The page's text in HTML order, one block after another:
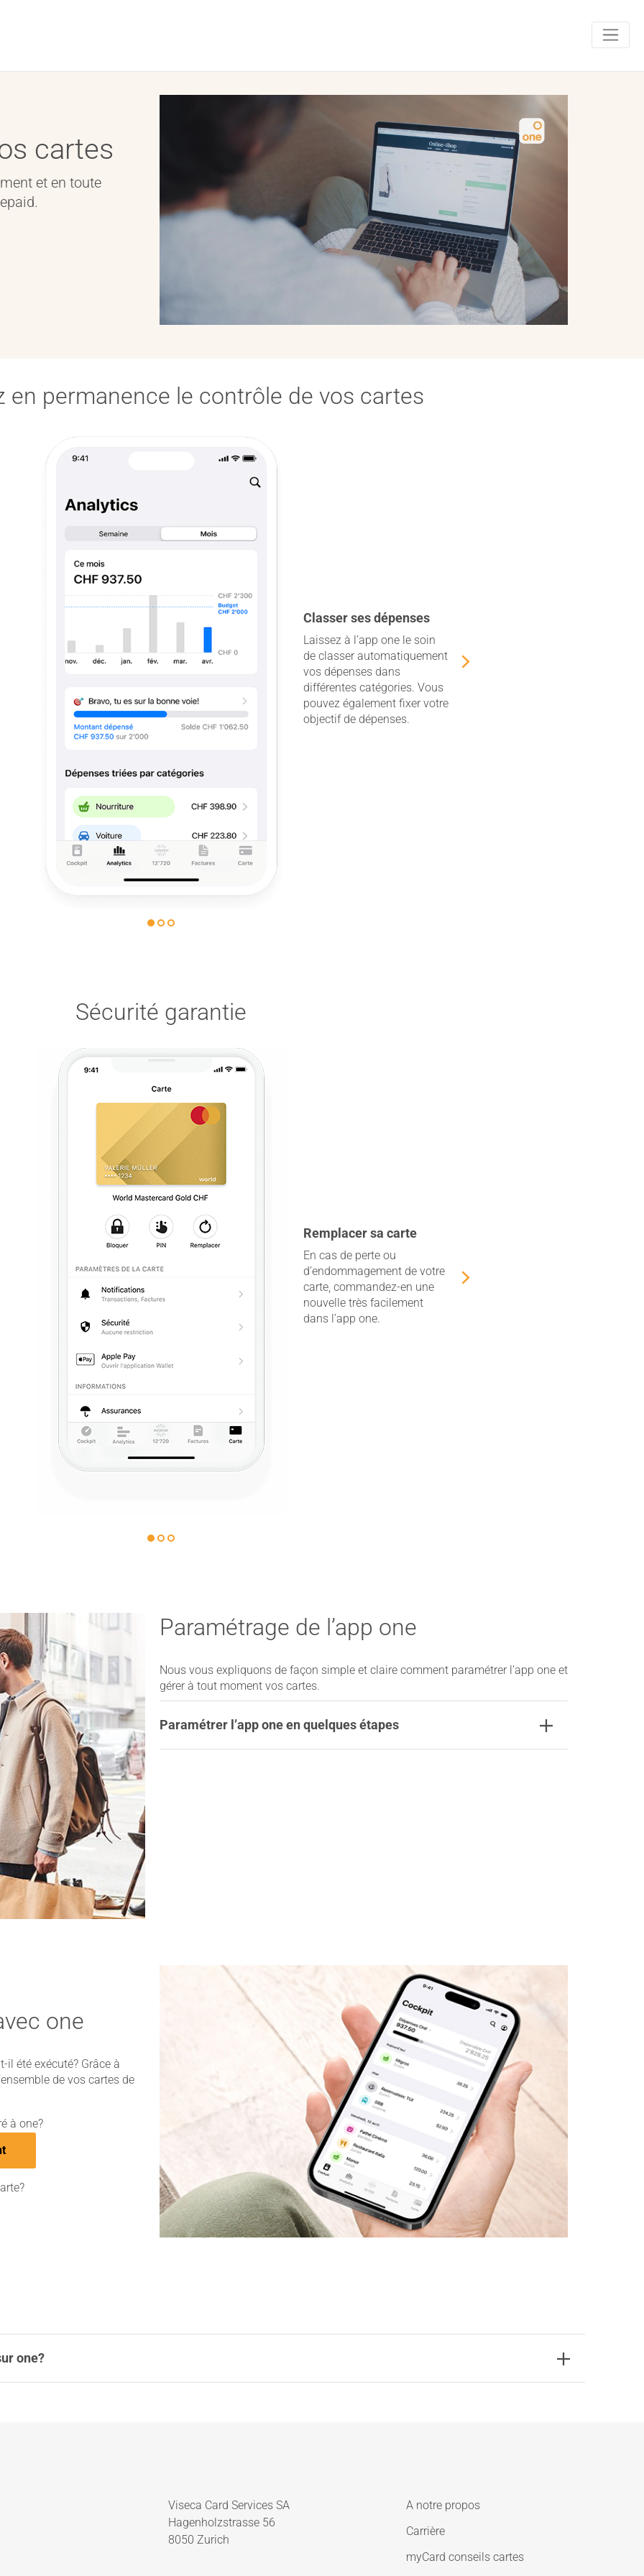
cartes
et en toute
en permanence le contrôle de vos cartes
Classer ses dépenses
Laissez à l’app one le soin
de classer automatiquement
vos dépenses dans
différentes catégories. Vous
pouvez également fixer votre
objectif de dépenses.
Sécurité garantie
Remplacer sa carte
En cas de perte ou
d’endommagement de votre
carte, commandez-en une
nouvelle très facilement
dans l’app one.
Paramétrage de lʼapp one
Nous vous expliquons de façon simple et claire comment paramétrer lʼapp one et
gérer à tout moment vos cartes.
Paramétrer lʼapp one en quelques étapes
one
été exécuté? Grâce à
de vos cartes de
à one?
one?
Viseca Card Services SA
Hagenholzstrasse 56
8050 Zurich
A notre propos
Carrière
myCard conseils cartes